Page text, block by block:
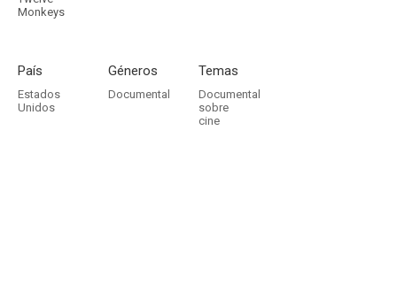
Monkeys
País
Estados
Unidos
Géneros
Documental
Temas
Documental
sobre
cine